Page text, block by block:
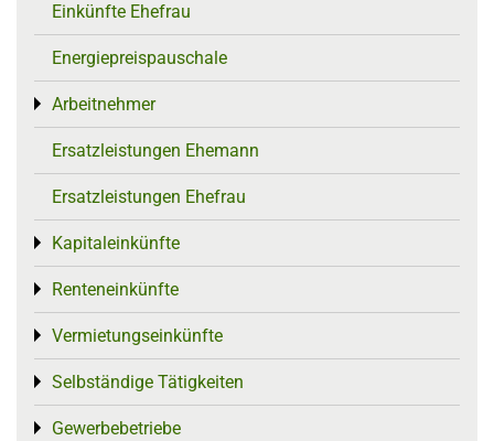
Einkünfte Ehefrau
Energiepreispauschale
Arbeitnehmer
Toggle menu
Ersatzleistungen Ehemann
Ersatzleistungen Ehefrau
Kapitaleinkünfte
Toggle menu
Renteneinkünfte
Toggle menu
Vermietungseinkünfte
Toggle menu
Selbständige Tätigkeiten
Toggle menu
Gewerbebetriebe
Toggle menu